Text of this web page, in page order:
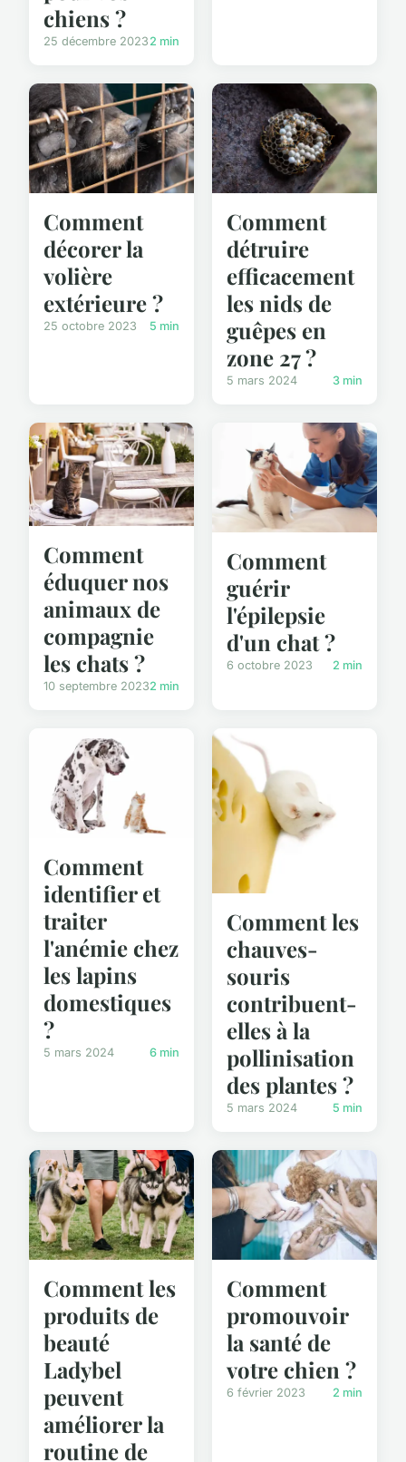
chiens ?
25 décembre 2023 2 min
Comment
décorer la
volière
extérieure ?
25 octobre 2023 5 min
Comment
détruire
efficacement
les nids de
guêpes en
zone 27 ?
5 mars 2024 3 min
Comment
éduquer nos
animaux de
compagnie
les chats ?
10 septembre 20232 min
Comment
guérir
l'épilepsie
d'un chat ?
6 octobre 2023 2 min
Comment
identifier et
traiter
l'anémie chez
les lapins
domestiques
?
5 mars 2024 6 min
Comment les
chauves-
souris
contribuent-
elles à la
pollinisation
des plantes ?
5 mars 2024 5 min
Comment les
produits de
beauté
Ladybel
peuvent
améliorer la
routine de
Comment
promouvoir
la santé de
votre chien ?
6 février 2023 2 min